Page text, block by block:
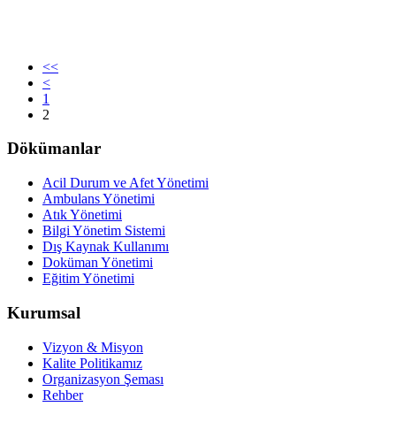
<<
<
1
2
Dökümanlar
Acil Durum ve Afet Yönetimi
Ambulans Yönetimi
Atık Yönetimi
Bilgi Yönetim Sistemi
Dış Kaynak Kullanımı
Doküman Yönetimi
Eğitim Yönetimi
Kurumsal
Vizyon & Misyon
Kalite Politikamız
Organizasyon Şeması
Rehber